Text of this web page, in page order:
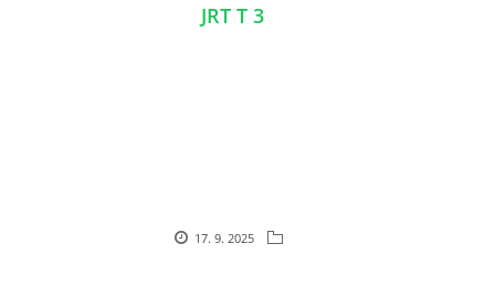
JRT T 3
17. 9. 2025